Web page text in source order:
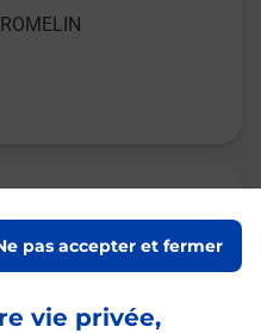
vie privée,
pas accepter et fermer
à 09h00